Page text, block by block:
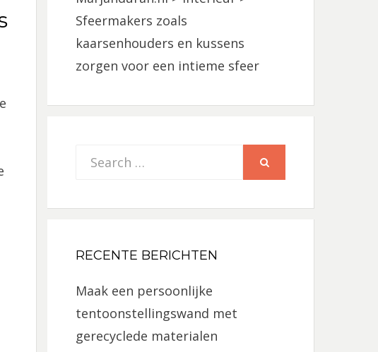
Sfeermakers zoals
kaarsenhouders en kussens
zorgen voor een intieme sfeer
Search
RECENTE BERICHTEN
Maak een persoonlijke
tentoonstellingswand met
gerecyclede materialen